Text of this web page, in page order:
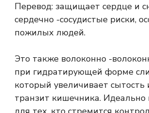
Перевод: защищает сердце и
сердечно -сосудистые риски,
пожилых людей.
Это также волоконно -
при гидратирующей форме
который увеличивает сытость
транзит кишечника. Идеально